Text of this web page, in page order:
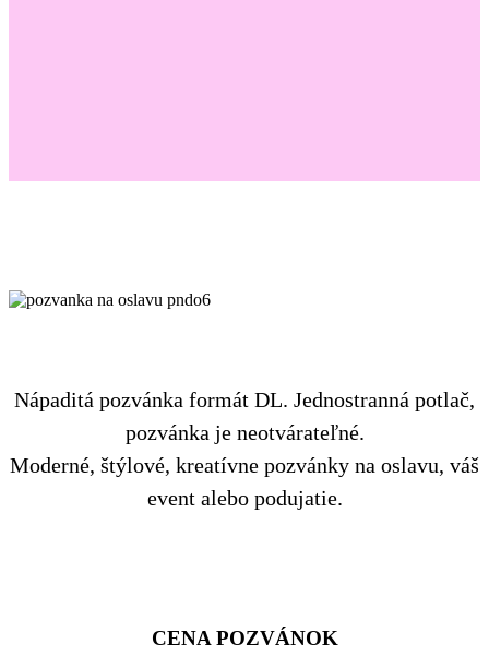
Nápaditá pozvánka formát DL. Jednostranná potlač,
pozvánka je neotvárateľné.
Moderné, štýlové, kreatívne pozvánky na oslavu, váš
event alebo podujatie.
CENA POZVÁNOK